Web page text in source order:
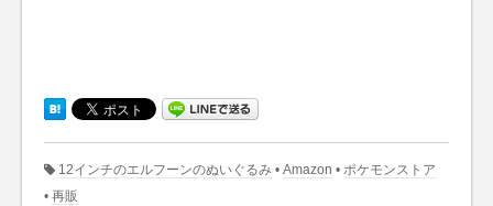
12インチのエルフーンのぬいぐるみ • Amazon • ポケモンストア
• 再販